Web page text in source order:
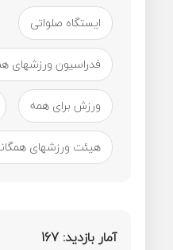
ایستگاه صلواتی
فدراسیون ورزشهای
ورزش برای همه
هیئت ورزشهای
آمار بازدید: 167